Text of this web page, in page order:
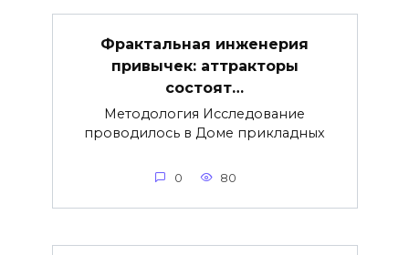
Фрактальная инженерия
привычек: аттракторы
состоят…
Методология Исследование
проводилось в Доме прикладных
0 80